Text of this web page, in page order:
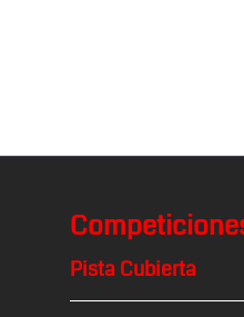
Pista Cubierta